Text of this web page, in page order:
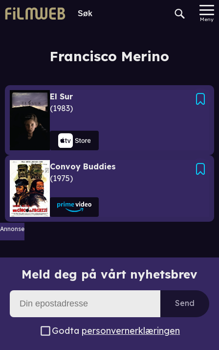
Meny
Francisco Merino
El Sur
1983
Convoy Buddies
1975
Annonse
Meld deg på vårt nyhetsbrev
Send
Godta personvernerklæringen